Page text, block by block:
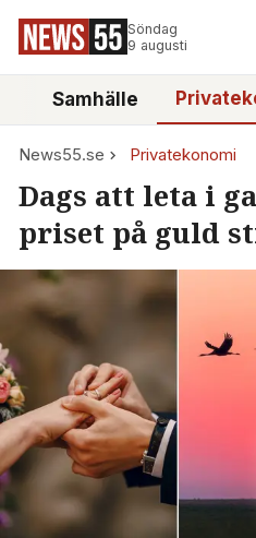
Söndag
9 augusti
Samhälle
News55.se Privatekonomi
Dags att leta i
priset på guld